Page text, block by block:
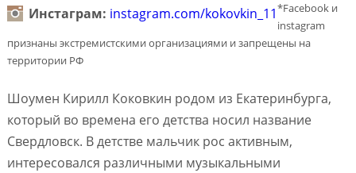
Инстаграм: instagram.com/kokovkin_11*Facebook и
instagram
признаны экстремистскими организациями и запрещены на
территории РФ
Шоумен Кирилл Коковкин родом из Екатеринбурга,
который во времена его детства носил название
Свердловск. В детстве мальчик рос активным,
интересовался различными музыкальными